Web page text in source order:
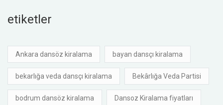
etiketler
Ankara dansöz kiralama bayan dansçı kiralama
bekarlığa veda dansçı kiralama Bekârlığa Veda Partisi
bodrum dansöz kiralama Dansoz Kiralama fiyatları